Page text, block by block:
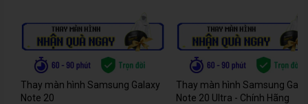
Thay màn hình Samsung Galaxy
Note 20
Thay màn hình Samsung
Note 20 Ultra - Chính Hãng